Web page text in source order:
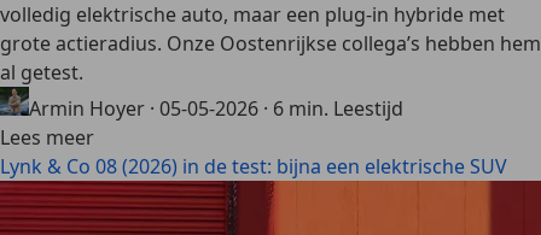
volledig elektrische auto, maar een plug-in hybride met
grote actieradius. Onze Oostenrijkse collega’s hebben hem
al getest.
Armin Hoyer · 05-05-2026 · 6 min. Leestijd
Lees meer
Lynk & Co 08 (2026) in de test: bijna een elektrische SUV